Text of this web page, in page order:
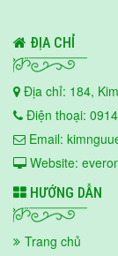
ĐỊA CHỈ
Địa chỉ: 184,
Điện thoại:
Email:
Website:
HƯỚNG DẪN
Trang chủ